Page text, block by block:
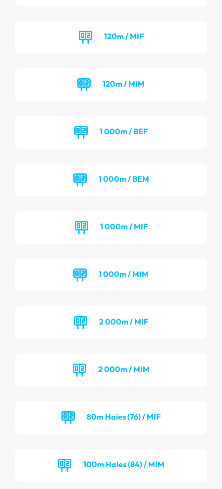
120m / MIF
120m / MIM
1 000m / BEF
1 000m / BEM
1 000m / MIF
1 000m / MIM
2 000m / MIF
2 000m / MIM
80m Haies (76) / MIF
100m Haies (84) / MIM